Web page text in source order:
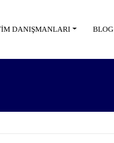
DANIŞMANLARI BLOG